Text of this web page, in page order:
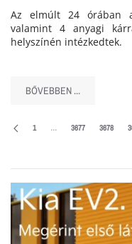
Az elmúlt 24 órában
valamint 4 anyagi
helyszínén intézkedtek.
BŐVEBBEN ...
1 … 3677 3678